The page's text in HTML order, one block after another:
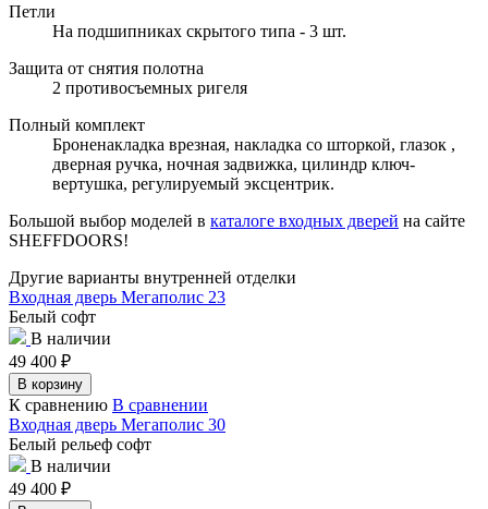
Петли
На подшипниках скрытого типа - 3 шт.
Защита от снятия полотна
2 противосъемных ригеля
Полный комплект
Броненакладка врезная, накладка со шторкой, глазок ,
дверная ручка, ночная задвижка, цилиндр ключ-
вертушка, регулируемый эксцентрик.
Большой выбор моделей в каталоге входных дверей на сайте
SHEFFDOORS!
Другие варианты внутренней отделки
Входная дверь Мегаполис 23
Белый софт
В наличии
49 400 ₽
В корзину
К сравнению В сравнении
Входная дверь Мегаполис 30
Белый рельеф софт
В наличии
49 400 ₽